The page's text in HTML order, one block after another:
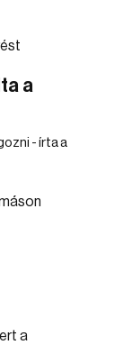
a
- írta a